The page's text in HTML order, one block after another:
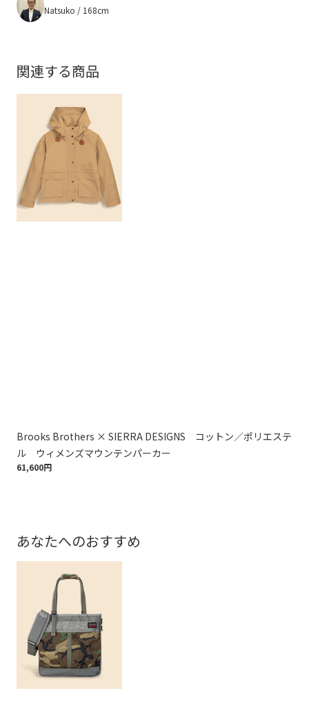
Natsuko / 168cm
関連する商品
Brooks Brothers × SIERRA DESIGNS コットン／ポリエステ
ル ウィメンズマウンテンパーカー
61,600円
あなたへのおすすめ